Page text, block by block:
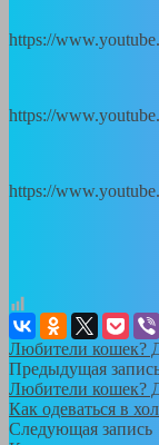
https://
https://
https://
Любители кошек?
Предыдущая
Любители кошек?
Как одеваться в
Следующая запись